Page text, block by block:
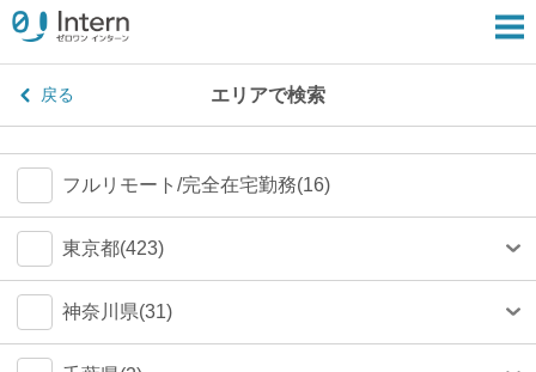
戻る エリアで検索
フルリモート/完全在宅勤務(16)
東京都(423)
港区(79)
神奈川県(31)